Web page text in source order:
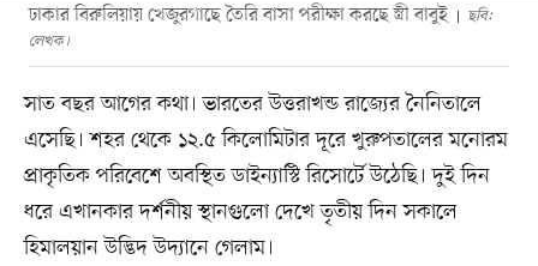
ঢাকার বিরুলিয়ায় খেজুরগাছে তৈরি বাসা পরীক্ষা করছে স্ত্রী বাবুই
ছবি:
লেখক।
সাত বছর আগের কথা। ভারতের উত্তরাখন্ড রাজ্যের নৈনিতালে
এসেছি। শহর থেকে ১২.৫ কিলোমিটার দূরে খুরুপতালের মনোরম
প্রাকৃতিক পরিবেশে অবস্থিত ডাইন্যাস্টি রিসোর্টে উঠেছি। দুই দিন
ধরে এখানকার দর্শনীয় স্থানগুলো দেখে তৃতীয় দিন সকালে
হিমালয়ান উদ্ভিদ উদ্যানে গেলাম।